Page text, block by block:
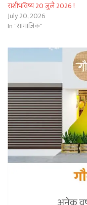
राशीभविष्य 20 जुलै 2026 !
July 20, 2026
In "सामाजिक"